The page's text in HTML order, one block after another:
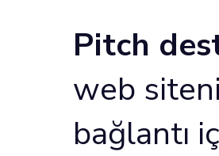
Pitch
web
bağlantı